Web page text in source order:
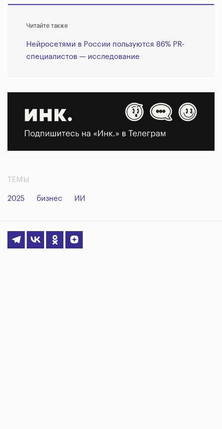
Читайте также
Нейросетями в России пользуются 86% PR-
специалистов — исследование
ТЕМЫ
2025 бизнес ИИ